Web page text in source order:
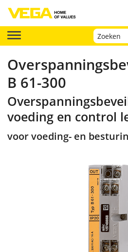
B 61-300
voeding en control
voor voeding- en